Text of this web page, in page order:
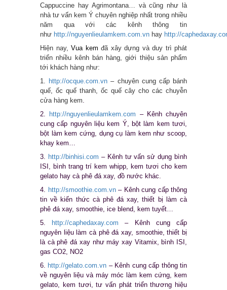
Cappuccine hay Agrimontana… và cũng như là
nhà tư vấn kem Ý chuyên nghiệp nhất trong nhiều
năm qua với các kênh thông tin
như http://nguyenlieulamkem.com.vn hay http://
Hiện nay, Vua kem đã xây dựng và duy trì phát
triển nhiều kênh bán hàng, giới thiệu sản phẩm
tới khách hàng như:
1. http://ocque.com.vn – chuyên cung cấp bánh
quế, ốc quế thanh, ốc quế cây cho các chuyễn
cửa hàng kem.
2.
http://nguyenlieulamkem.com – Kênh chuyên
cung cấp nguyên liệu kem Ý, bột làm kem tươi,
bột làm kem cứng, dụng cụ làm kem như scoop,
khay kem…
3. http://binhisi.com – Kênh tư vấn sử dụng bình
ISI, bình trang trí kem whipp, kem tươi cho kem
gelato hay cà phê đá xay, đồ nước khác.
4. http://smoothie.com.vn– Kênh cung cấp thông
tin về kiến thức cà phê đá xay, thiết bị làm cà
phê đá xay, smoothie, ice blend, kem tuyết…
5.
http://caphedaxay.com – Kênh cung cấp
nguyên liệu làm cà phê đá xay, smoothie, thiết bị
là cà phê đá xay như máy xay Vitamix, bình ISI,
gas CO2, NO2
6. http://gelato.com.vn – Kênh cung cấp thông tin
về nguyên liệu và máy móc làm kem cứng, kem
gelato, kem tươi, tư vấn phát triển thương hiệu